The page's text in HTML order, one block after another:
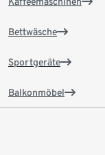
Bettwäsche
Sportgeräte
Balkonmöbel